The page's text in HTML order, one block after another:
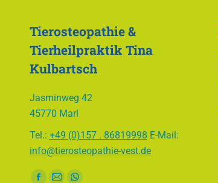
Tierosteopathie &
Tierheilpraktik Tina
Kulbartsch
Jasminweg 42
45770 Marl
Tel.: +49 (0)157 . 86819998 E-Mail:
info@tierosteopathie-vest.de
Finden Sie uns auf: